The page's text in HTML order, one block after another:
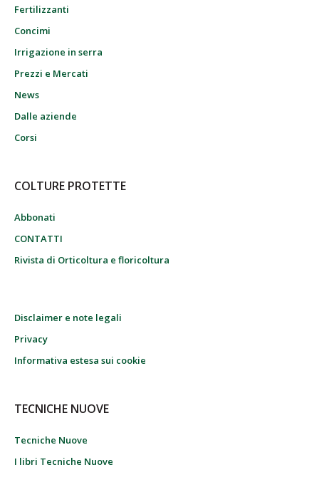
Fertilizzanti
Concimi
Irrigazione in serra
Prezzi e Mercati
News
Dalle aziende
Corsi
COLTURE PROTETTE
Abbonati
CONTATTI
Rivista di Orticoltura e floricoltura
Disclaimer e note legali
Privacy
Informativa estesa sui cookie
TECNICHE NUOVE
Tecniche Nuove
I libri Tecniche Nuove